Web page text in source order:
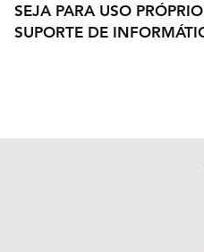
SEJA PARA USO
SUPORTE DE